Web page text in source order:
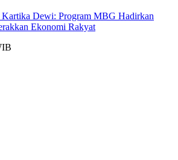
Dewi: Program MBG Hadirkan
Ekonomi Rakyat